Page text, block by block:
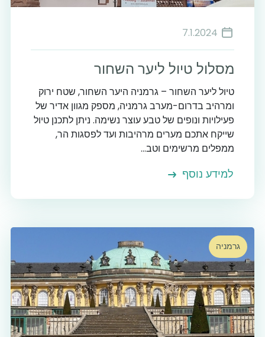
7.1.2024
מסלול טיול ליער השחור
טיול ליער השחור – גרמניה היער השחור, שטח ירוק
ומרהיב בדרום-מערב גרמניה, מספק מגוון אדיר של
פעילויות ונופים של טבע עוצר נשימה. ניתן לתכנן טיול
שייקח אתכם מערים מרהיבות ועד לפסגות הר,
ממפלים מרשימים וטב...
למידע נוסף
גרמניה